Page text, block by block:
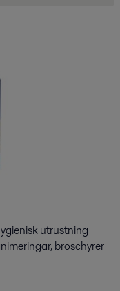
utrustning
broschyrer